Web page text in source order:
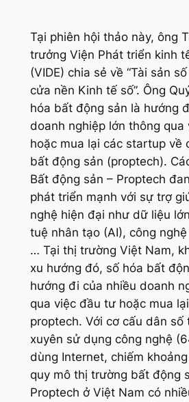
Tại phiên hội thảo này, ông
trưởng Viện Phát triển kinh
(VIDE) chia sẻ về “Tài sản
cửa nền Kinh tế số”. Ông
hóa bất động sản là hướng
doanh nghiệp lớn thông qua
hoặc mua lại các startup về
bất động sản (proptech).
Bất động sản – Proptech
phát triển mạnh với sự trợ
nghệ hiện đại như dữ liệu
tuệ nhân tạo (AI), công
… Tại thị trường Việt Nam,
xu hướng đó, số hóa bất
hướng đi của nhiều doanh
qua việc đầu tư hoặc mua
proptech. Với cơ cấu dân số
xuyên sử dụng công nghệ
dùng Internet, chiếm
quy mô thị trường bất động
Proptech ở Việt Nam có